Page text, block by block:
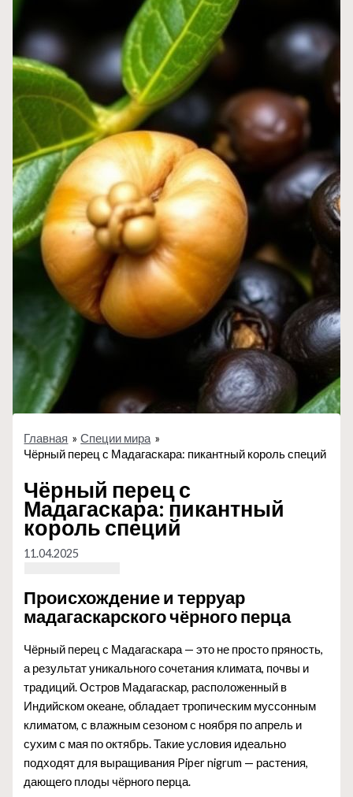
Главная
Специи мира
Чёрный перец с Мадагаскара: пикантный король специй
Чёрный перец с
Мадагаскара: пикантный
король специй
11.04.2025
Происхождение и терруар
мадагаскарского чёрного перца
Чёрный перец с Мадагаскара — это не просто пряность,
а результат уникального сочетания климата, почвы и
традиций. Остров Мадагаскар, расположенный в
Индийском океане, обладает тропическим муссонным
климатом, с влажным сезоном с ноября по апрель и
сухим с мая по октябрь. Такие условия идеально
подходят для выращивания Piper nigrum — растения,
дающего плоды чёрного перца.